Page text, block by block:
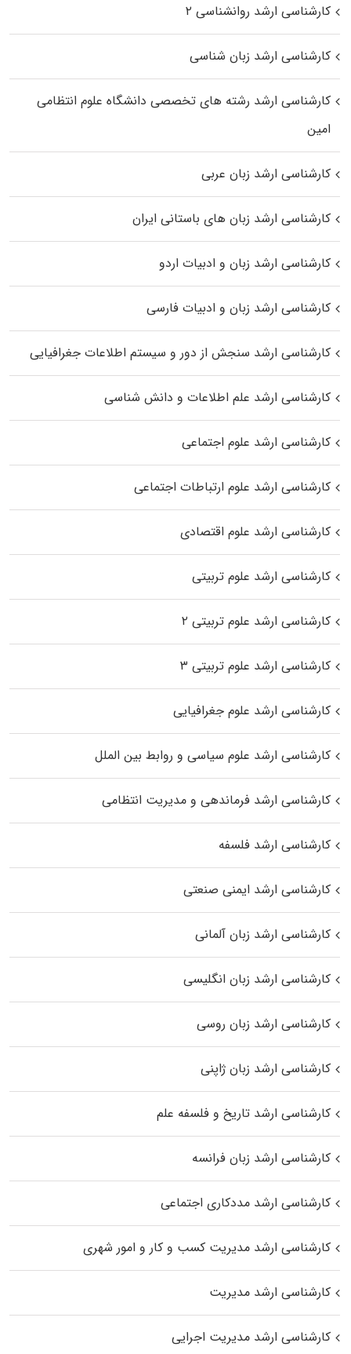
کارشناسی ارشد روانشناسی ۲
کارشناسی ارشد زبان شناسی
کارشناسی ارشد رﺷﺘﻪ ﻫﺎی تخصصی داﻧﺸﮕﺎه ﻋﻠﻮم انتظامی
اﻣﻴﻦ
کارشناسی ارشد زبان عربی
کارشناسی ارشد زبان‌ های باستانی ایران
کارشناسی ارشد زبان و ادبیات اردو
کارشناسی ارشد زبان و ادبیات فارسی
کارشناسی ارشد سنجش از دور و سیستم اطلاعات جغرافیایی
کارشناسی ارشد علم اطلاعات و دانش شناسی
کارشناسی ارشد علوم اجتماعی
کارشناسی ارشد علوم ارتباطات اجتماعی
کارشناسی ارشد علوم اقتصادی
کارشناسی ارشد علوم تربیتی
کارشناسی ارشد علوم تربیتی ۲
کارشناسی ارشد علوم تربیتی ۳
کارشناسی ارشد علوم جغرافیایی
کارشناسی ارشد علوم سیاسی و روابط بین الملل
کارشناسی ارشد فرماندهی و مدیریت انتظامی
کارشناسی ارشد فلسفه
کارشناسی ارشد ایمنی صنعتی
کارشناسی ارشد زبان آلمانی
کارشناسی ارشد زبان انگلیسی
کارشناسی ارشد زبان روسی
کارشناسی ارشد زبان ژاپنی
کارشناسی ارشد تاریخ و فلسفه علم
کارشناسی ارشد زبان فرانسه
کارشناسی ارشد مددکاری اجتماعی
کارشناسی ارشد مدیریت کسب و کار و امور شهری
کارشناسی ارشد مدیریت
کارشناسی ارشد مدیریت اجرایی